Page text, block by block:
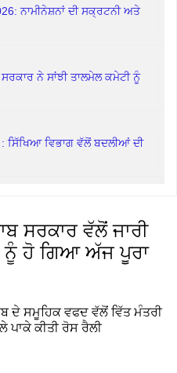
ਨਾਮੀਨੇਸ਼ਨਾਂ ਦੀ ਸਕ੍ਰਟਨੀ ਅਤੇ
ਨੇ ਸਾਂਝੀ ਤਾਲਮੇਲ ਕਮੇਟੀ ਨੂੰ
: ਸਿੱਖਿਆ ਵਿਭਾਗ ਵੱਲੋਂ ਬਦਲੀਆਂ ਦੀ
ਸਰਕਾਰ ਵੱਲੋਂ ਜਾਰੀ
ਨੂੰ ਹੋ ਗਿਆ ਅੱਜ ਪੂਰਾ
ਦੇ ਸਮੂਹਿਕ ਵਫਦ ਵੱਲੋਂ ਵਿੱਤ ਮੰਤਰੀ
ਪਾਕੇ ਕੀਤੀ ਰੋਸ ਰੈਲੀ